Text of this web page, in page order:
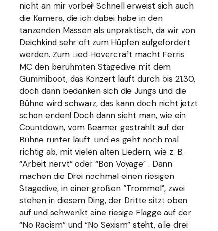
nicht an mir vorbei! Schnell erweist sich auch
die Kamera, die ich dabei habe in den
tanzenden Massen als unpraktisch, da wir von
Deichkind sehr oft zum Hüpfen aufgefordert
werden. Zum Lied Hovercraft macht Ferris
MC den berühmten Stagedive mit dem
Gummiboot, das Konzert läuft durch bis 21.30,
doch dann bedanken sich die Jungs und die
Bühne wird schwarz, das kann doch nicht jetzt
schon enden! Doch dann sieht man, wie ein
Countdown, vom Beamer gestrahlt auf der
Bühne runter läuft, und es geht noch mal
richtig ab, mit vielen alten Liedern, wie z. B.
“Arbeit nervt” oder “Bon Voyage” . Dann
machen die Drei nochmal einen riesigen
Stagedive, in einer großen “Trommel”, zwei
stehen in diesem Ding, der Dritte sitzt oben
auf und schwenkt eine riesige Flagge auf der
“No Racism” und “No Sexism” steht, alle drei